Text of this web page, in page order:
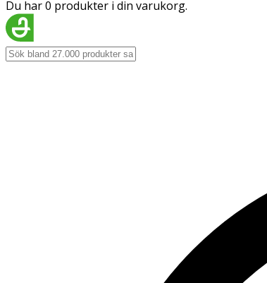
Du har 0 produkter i din varukorg.